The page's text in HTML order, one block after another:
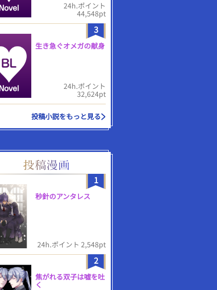
24h.ポイント
44,548pt
3
生き急ぐオメガの献身
24h.ポイント
32,624pt
投稿小説をもっと見る
1
秒針のアンタレス
24h.ポイント 2,548pt
2
焦がれる双子は嘘を吐
く